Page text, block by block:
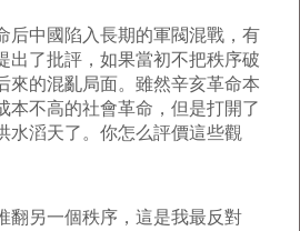
中國陷入長期的軍閥混戰，有
出了批評，如果當初不把秩序破
來的混亂局面。雖然辛亥革命本
本不高的社會革命，但是打開了
水滔天了。你怎么評價這些觀
另一個秩序，這是我最反對